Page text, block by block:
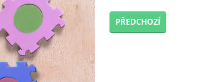
PŘEDCHOZÍ